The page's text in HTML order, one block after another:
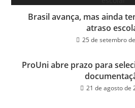
Brasil avança, mas ainda
atraso
25 de setembro
ProUni abre prazo para
21 de agosto de